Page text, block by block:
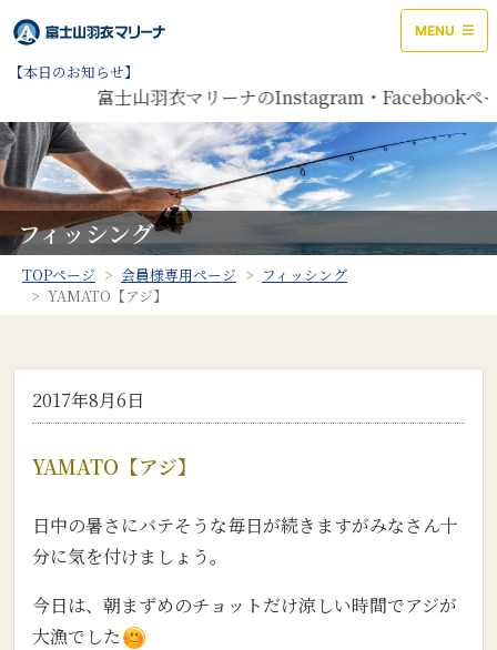
MENU
【本日のお知らせ】
富士山羽衣マリーナのInstagram・Facebookペー
フィッシング
TOPページ 会員様専用ページ
フィッシング
YAMATO【アジ】
2017年8月6日
YAMATO【アジ】
日中の暑さにバテそうな毎日が続きますがみなさん十
分に気を付けましょう。
今日は、朝まずめのチョットだけ涼しい時間でアジが
大漁でした